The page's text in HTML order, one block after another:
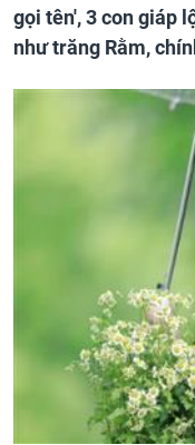
gọi tên', 3 con giáp
như trăng Rằm,